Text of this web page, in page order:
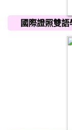
國際證照雙語